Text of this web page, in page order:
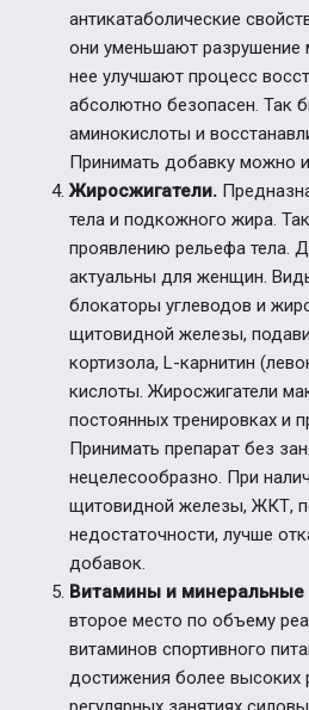
антикатаболические
они уменьшают
нее улучшают процесс
абсолютно безопасен. Так
аминокислоты и
Принимать добавку можно
Жиросжигатели.
тела и подкожного жира.
проявлению рельефа тела.
актуальны для женщин.
блокаторы углеводов и
щитовидной железы,
кортизола, L-карнитин
кислоты. Жиросжигатели
постоянных тренировках и
Принимать препарат без
нецелесообразно. При
щитовидной железы, ЖКТ,
недостаточности, лучше
добавок.
Витамины и минеральные
второе место по объему
витаминов спортивного
достижения более высоких